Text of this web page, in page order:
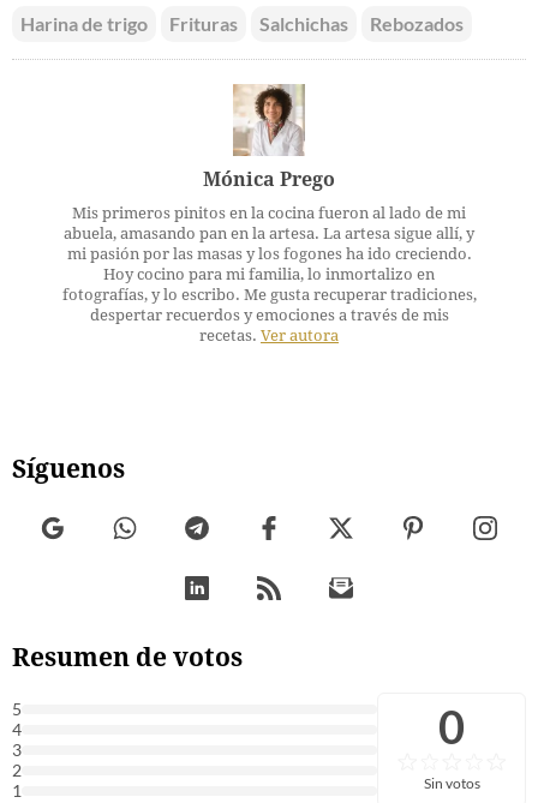
Harina de trigo Frituras Salchichas Rebozados
Mónica Prego
Mis primeros pinitos en la cocina fueron al lado de mi
abuela, amasando pan en la artesa. La artesa sigue allí, y
mi pasión por las masas y los fogones ha ido creciendo.
Hoy cocino para mi familia, lo inmortalizo en
fotografías, y lo escribo. Me gusta recuperar tradiciones,
despertar recuerdos y emociones a través de mis
recetas. Ver autora
Síguenos
Resumen de votos
5
4
3
2
1
0
Sin votos